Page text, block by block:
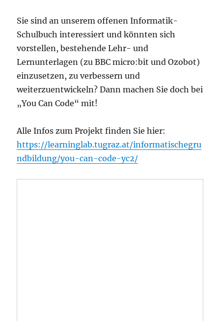
Sie sind an unserem offenen Informatik-
Schulbuch interessiert und könnten sich
vorstellen, bestehende Lehr- und
Lernunterlagen (zu BBC micro:bit und Ozobot)
einzusetzen, zu verbessern und
weiterzuentwickeln? Dann machen Sie doch bei
„You Can Code“ mit!
Alle Infos zum Projekt finden Sie hier:
https://learninglab.tugraz.at/informatischegru
ndbildung/you-can-code-yc2/